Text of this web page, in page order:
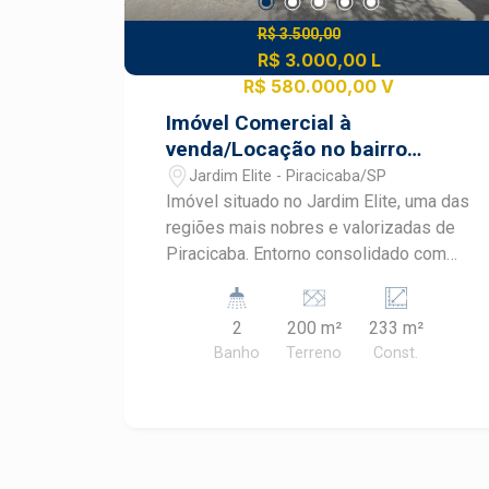
R$ 3.500,00
R$ 3.000,00 L
R$ 580.000,00 V
Imóvel Comercial à
venda/Locação no bairro
Jardim Elite
Jardim Elite - Piracicaba/SP
Imóvel situado no Jardim Elite, uma das
regiões mais nobres e valorizadas de
Piracicaba. Entorno consolidado com
de alto padrão. Cercado por clínicas,
restaurantes, lojas e serviços. - 120 m²
de área útil - Salão principal com vão
2
Banho
200 m²
Terreno
233 m²
Const.